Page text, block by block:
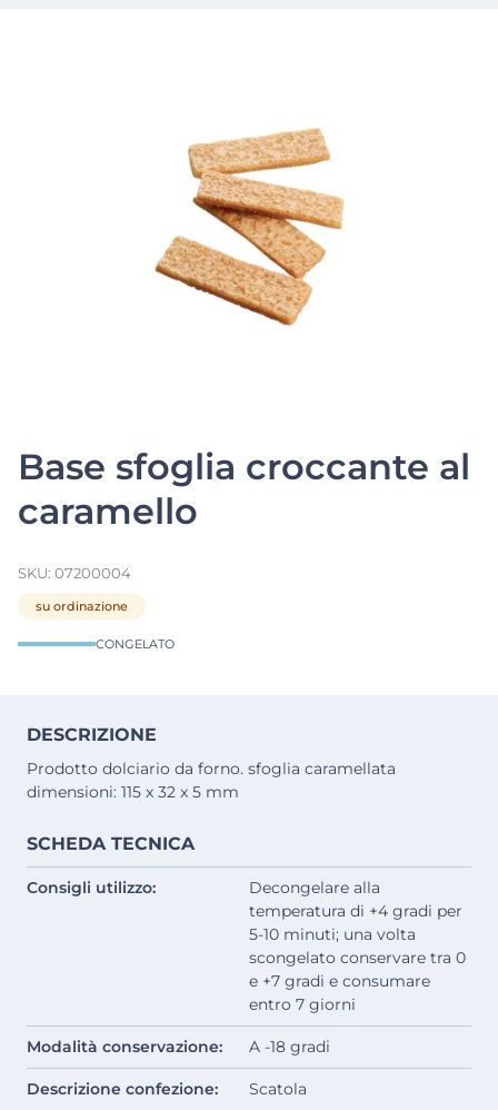
Base sfoglia croccante al
caramello
SKU: 07200004
su ordinazione
CONGELATO
DESCRIZIONE
Prodotto dolciario da forno. sfoglia caramellata
dimensioni: 115 x 32 x 5 mm
SCHEDA TECNICA
Consigli utilizzo:
Decongelare alla
temperatura di +4 gradi per
5-10 minuti; una volta
scongelato conservare tra 0
e +7 gradi e consumare
entro 7 giorni
Modalità conservazione: A -18 gradi
Descrizione confezione: Scatola